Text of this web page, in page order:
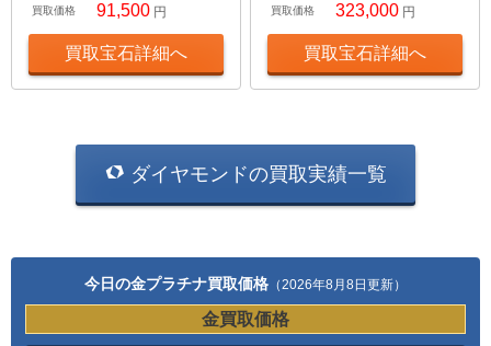
買取価格 91,500 円
買取宝石詳細へ
買取価格 323,000 円
買取宝石詳細へ
ダイヤモンドの買取実績一覧
今日の金プラチナ買取価格 （2026年8月8日更新）
金買取価格